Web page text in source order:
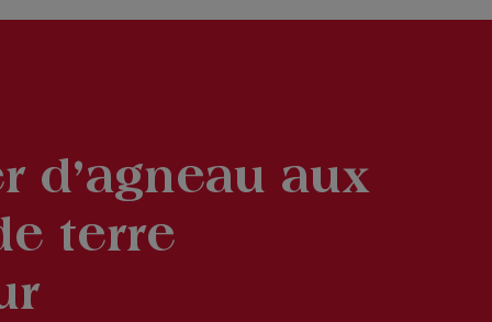
d’agneau aux
terre